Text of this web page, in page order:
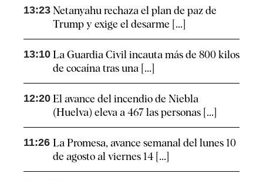
13:23 Netanyahu rechaza el plan de paz de
Trump y exige el desarme [...]
13:10 La Guardia Civil incauta más de 800 kilos
de cocaína tras una [...]
12:20 El avance del incendio de Niebla
(Huelva) eleva a 467 las personas [...]
11:26 La Promesa, avance semanal del lunes 10
de agosto al viernes 14 [...]